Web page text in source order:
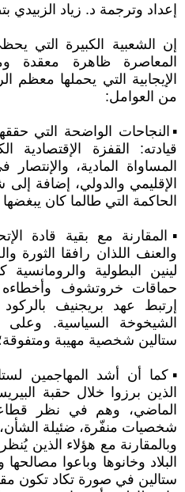
إعداد وترجمة د. زياد الزبيدي
إن الشعبية الكبيرة التي
المعاصرة ظاهرة معقدة
الإيجابية التي يحملها
من العوامل:
▪️النجاحات الواضحة التي
قيادته: القفزة
المساواة المادية،
الإقليمي والدولي، إضافة
الحاكمة التي طالما كان
▪️المقارنة مع بقية قادة
والعنف اللذان رافقا الثورة
لينين البطولية
حماقات خروتشوف
إرتبط عهد بريجنيف بالركود
الشيخوخة السياسية. وعلى
ستالين شخصية مهيبة
▪️كما أن أشد المهاجمين
الذين برزوا خلال حقبة
الماضي، وهم في نظر
شخصيات منفّرة، ضئيلة الشأن،
وبالمقارنة مع هؤلاء الذين
البلاد وخانوها وباعوا
ستالين في صورة تكاد تكون